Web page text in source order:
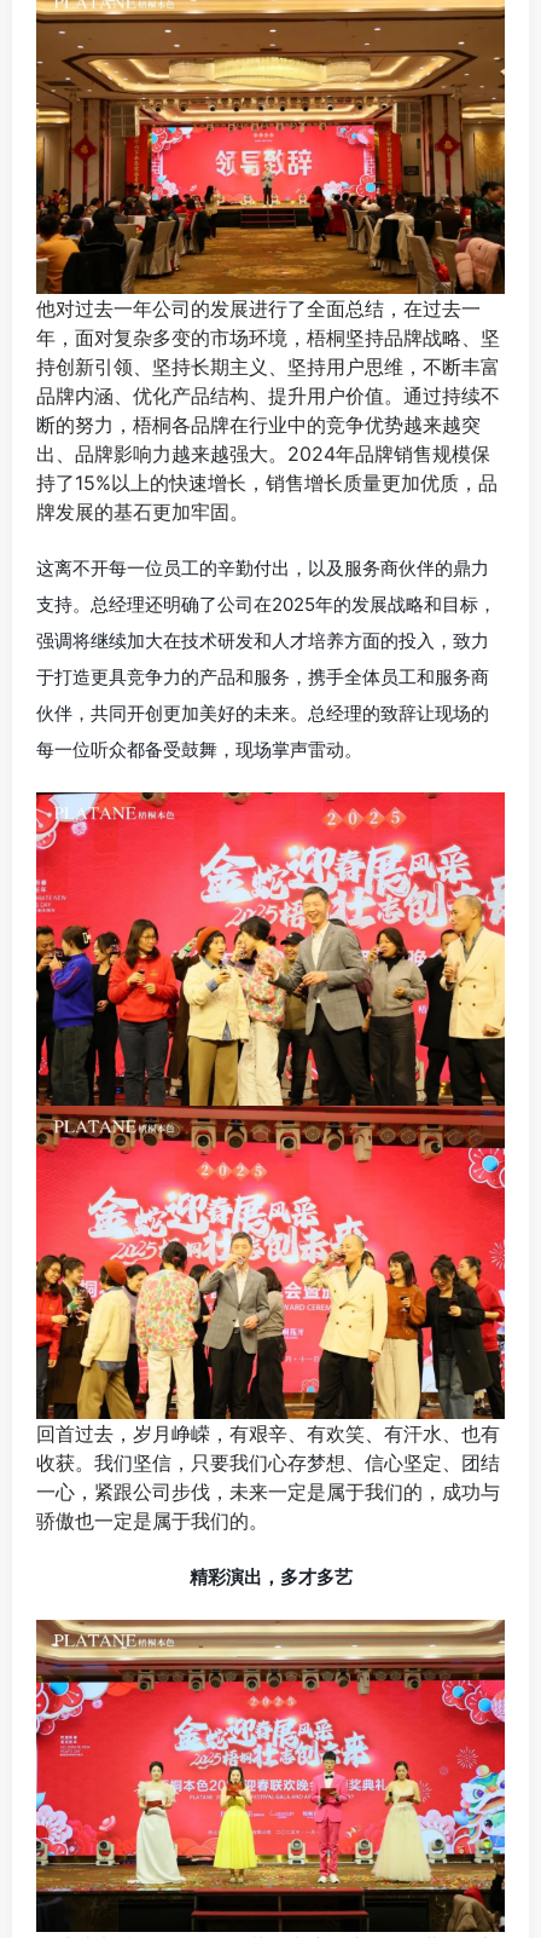
他对过去一年公司的发展进行了全面总结，在过去一
年，面对复杂多变的市场环境，梧桐坚持品牌战略、坚
持创新引领、坚持长期主义、坚持用户思维，不断丰富
品牌内涵、优化产品结构、提升用户价值。通过持续不
断的努力，梧桐各品牌在行业中的竞争优势越来越突
出、品牌影响力越来越强大。2024年品牌销售规模保
持了15%以上的快速增长，销售增长质量更加优质，品
牌发展的基石更加牢固。
这离不开每一位员工的辛勤付出，以及服务商伙伴的鼎力
支持。总经理还明确了公司在2025年的发展战略和目标，
强调将继续加大在技术研发和人才培养方面的投入，致力
于打造更具竞争力的产品和服务，携手全体员工和服务商
伙伴，共同开创更加美好的未来。总经理的致辞让现场的
每一位听众都备受鼓舞，现场掌声雷动。
回首过去，岁月峥嵘，有艰辛、有欢笑、有汗水、也有
收获。我们坚信，只要我们心存梦想、信心坚定、团结
一心，紧跟公司步伐，未来一定是属于我们的，成功与
骄傲也一定是属于我们的。
精彩演出，多才多艺